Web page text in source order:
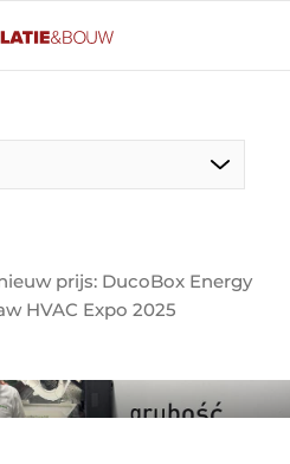
voor de aanmelding
prijs: DucoBox Energy
HVAC Expo 2025